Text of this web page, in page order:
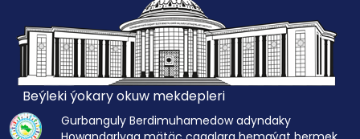
Beýleki ýokary okuw mekdepleri
Gurbanguly Berdimuhamedow adyndaky